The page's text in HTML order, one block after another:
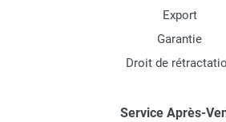
Export
Garantie
Droit de
Service Après-